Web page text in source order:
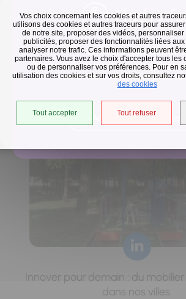
Vos choix concernant les cookies et autres
utilisons des cookies et autres traceurs pour
de notre site, proposer des vidéos,
publicités, proposer des fonctionnalités liées
analyser notre trafic. Ces informations peuvent
partenaires. Vous avez le choix d'accepter tous les
ou de personnaliser vos préférences. Pour en
utilisation des cookies et sur vos droits, consultez
des cookies
Tout accepter Tout refuser
Flash
Collecte des
En raison des températures, le passage
est avancé d'une heure jusqu'au
Accéder à l'univers
Horaires de collecte adaptés aux
Innover pour demain : du
dans nos villes.